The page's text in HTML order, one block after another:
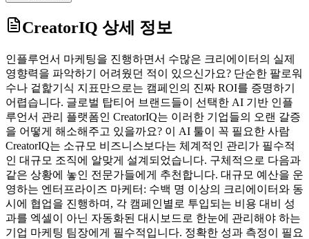
CreatorIQ 상세 정보
인플루언서 마케팅을 진행하면서 수많은 크리에이터의 실제
영향력을 파악하기 어려웠던 적이 있으신가요? 단순한 팔로워
수나 겉핥기식 지표만으로는 캠페인의 진짜 ROI를 증명하기
어렵습니다. 글로벌 탑티어 브랜드들이 선택한 AI 기반 인플
루언서 관리 플랫폼인 CreatorIQ는 이러한 기업들의 오랜 갈증
을 어떻게 해소해주고 있을까요? 이 AI 툴이 꼭 필요한 사람
CreatorIQ는 소규모 비즈니스보다는 체계적인 관리가 필수적
인 대규모 조직에 알맞게 설계되었습니다. 구체적으로 다음과
같은 상황에 놓인 전문가들에게 추천합니다. 대규모 예산을 운
영하는 엔터프라이즈 마케터: 수백 명 이상의 크리에이터와 동
시에 협업을 진행하며, 각 캠페인별로 투입되는 비용 대비 성
과를 엑셀이 아닌 자동화된 대시보드로 한눈에 관리해야 하는
기업 마케팅 팀장에게 필수적입니다. 정확한 성과 측정이 필요